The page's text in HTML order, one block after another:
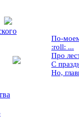
По-
:roll: ...
Про
С
Но,